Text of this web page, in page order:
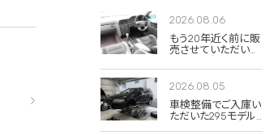
2026.08.06
もう20年近く前に販
売させていただいた
テリア写真が出てき
ました。
2026.08.05
車検整備でご入庫い
ただいた295モデル